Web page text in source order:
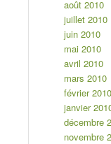
août 2010
juillet 2010
juin 2010
mai 2010
avril 2010
mars 2010
février 2010
janvier
décembre
novembre